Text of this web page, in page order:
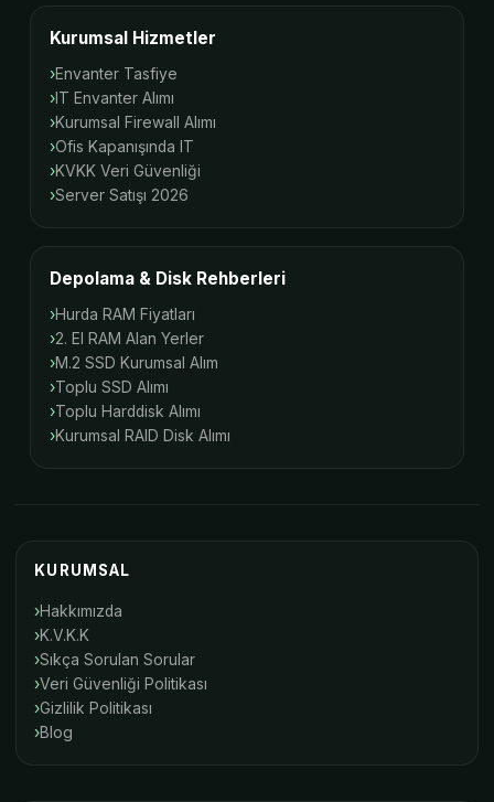
Kurumsal Hizmetler
Envanter Tasfiye
IT Envanter Alımı
Kurumsal Firewall Alımı
Ofis Kapanışında IT
KVKK Veri Güvenliği
Server Satışı 2026
Depolama & Disk Rehberleri
Hurda RAM Fiyatları
2. El RAM Alan Yerler
M.2 SSD Kurumsal Alım
Toplu SSD Alımı
Toplu Harddisk Alımı
Kurumsal RAID Disk Alımı
KURUMSAL
Hakkımızda
K.V.K.K
Sıkça Sorulan Sorular
Veri Güvenliği Politikası
Gizlilik Politikası
Blog